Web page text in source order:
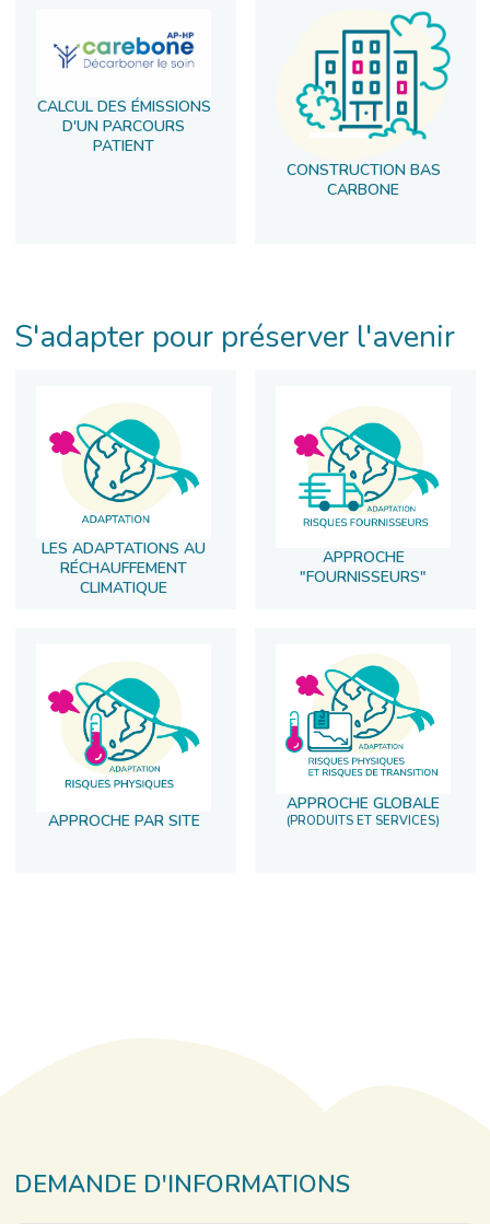
CALCUL DES ÉMISSIONS
D'UN PARCOURS
PATIENT
CONSTRUCTION BAS
CARBONE
S'adapter pour préserver l'avenir
LES ADAPTATIONS AU
RÉCHAUFFEMENT
CLIMATIQUE
APPROCHE
"FOURNISSEURS"
APPROCHE PAR SITE
APPROCHE GLOBALE
(PRODUITS ET SERVICES)
DEMANDE D'INFORMATIONS